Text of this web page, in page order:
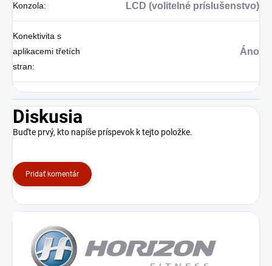
Konzola: LCD (volitelné príslušenstvo)
Konektivita s
aplikacemi třetích
stran:
Áno
Diskusia
Buďte prvý, kto napíše príspevok k tejto položke.
Pridať komentár